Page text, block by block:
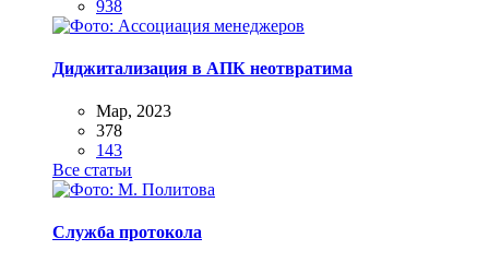
938
Диджитализация в АПК неотвратима
Мар, 2023
378
143
Все статьи
Служба протокола